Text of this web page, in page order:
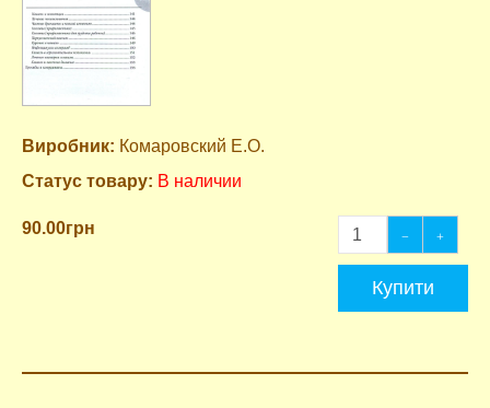
Виробник: Комаровский Е.О.
Статус товару: В наличии
90.00грн
Купити